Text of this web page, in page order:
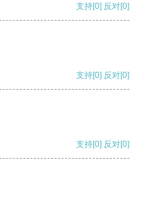
支持[0] 反对[0]
支持[0] 反对[0]
支持[0] 反对[0]